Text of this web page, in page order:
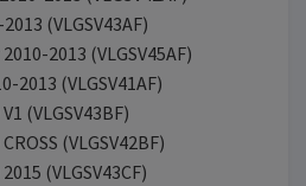
(VLGSV43AF)
2013 (VLGSV45AF)
2013 (VLGSV41AF)
(VLGSV43BF)
(VLGSV42BF)
(VLGSV43CF)